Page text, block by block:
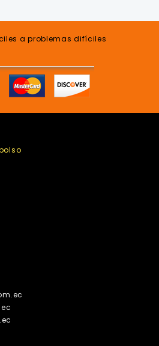
a problemas difíciles